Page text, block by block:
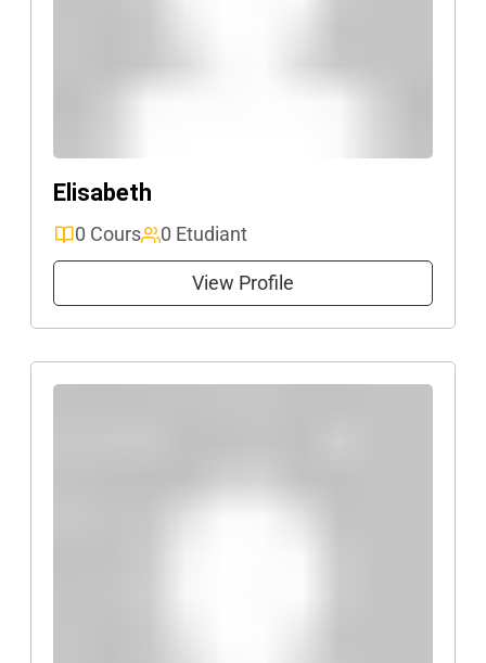
Elisabeth
0 Cours 0 Etudiant
View Profile